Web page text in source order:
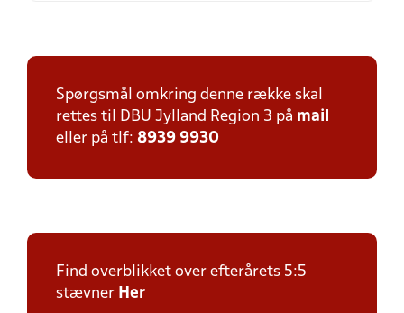
Spørgsmål omkring denne række skal
rettes til DBU Jylland Region 3 på mail
eller på tlf: 8939 9930
Find overblikket over efterårets 5:5
stævner Her